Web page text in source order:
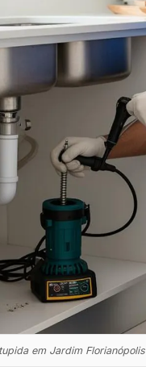
em Jardim Florianópolis